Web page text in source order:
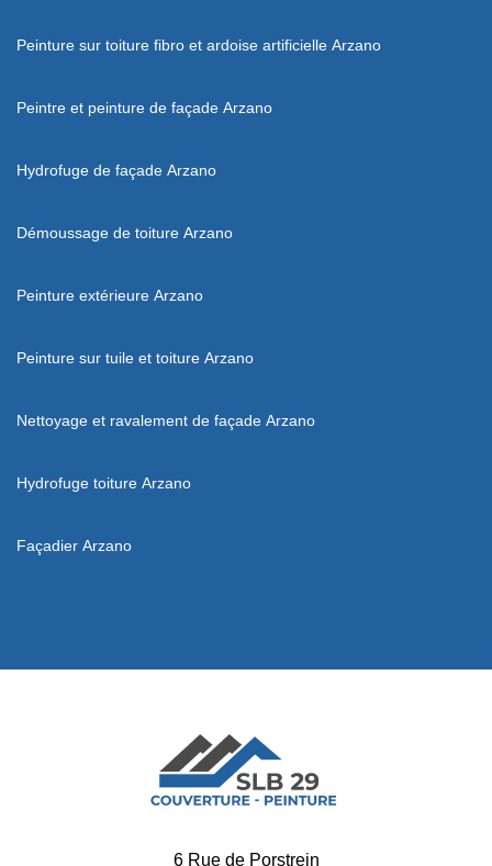
Peinture sur toiture fibro et ardoise artificielle Arzano
Peintre et peinture de façade Arzano
Hydrofuge de façade Arzano
Démoussage de toiture Arzano
Peinture extérieure Arzano
Peinture sur tuile et toiture Arzano
Nettoyage et ravalement de façade Arzano
Hydrofuge toiture Arzano
Façadier Arzano
6 Rue de Porstrein